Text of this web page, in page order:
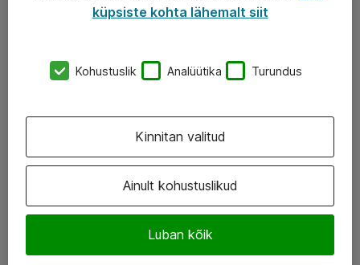
Atea kontaktid
Jälgi meid
LinkedIn
küpsiste kohta lähemalt siit
Kohustuslik Analüütika Turundus
Ainult kohustuslikud
Luban kõik
Kinnitan valitud